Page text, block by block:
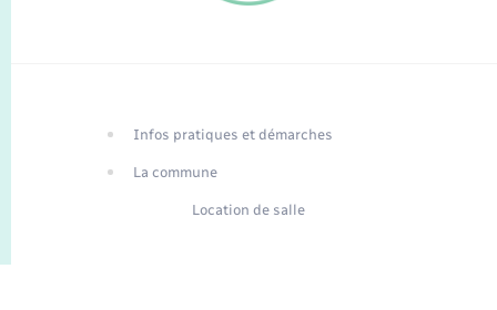
Traduction du
Infos pratiques et démarches
La commune
Location de salle